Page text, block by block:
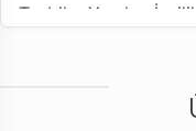
Tesbihe Yapılan İşçilik